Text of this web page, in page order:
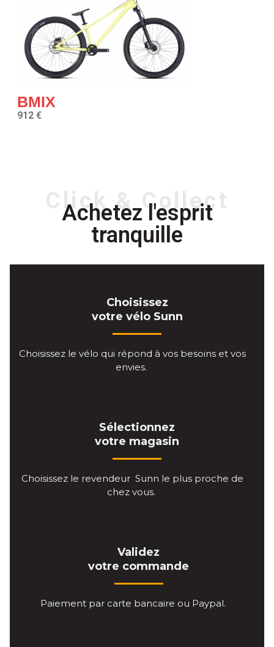
BMIX
912 €
Click & Collect
Achetez l'esprit
tranquille
Choisissez
votre vélo Sunn
Choisissez le vélo qui répond à vos besoins et vos
envies.
Sélectionnez
votre magasin
Choisissez le revendeur Sunn le plus proche de
chez vous.
Validez
votre commande
Paiement par carte bancaire ou Paypal.